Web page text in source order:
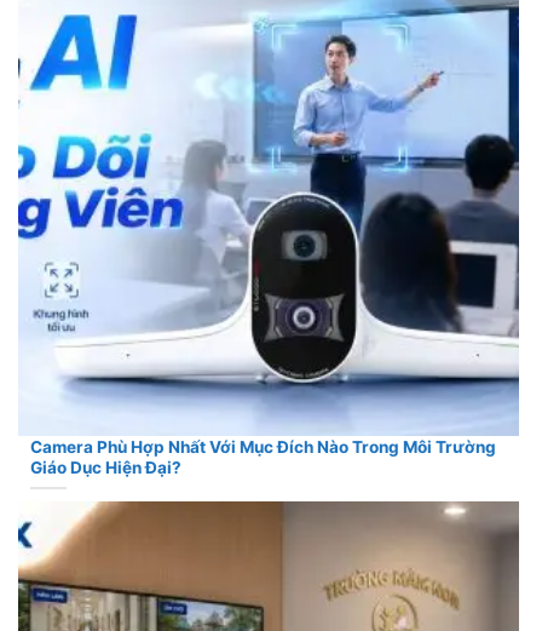
Camera Phù Hợp Nhất Với Mục Đích Nào Trong Môi Trường
Giáo Dục Hiện Đại?